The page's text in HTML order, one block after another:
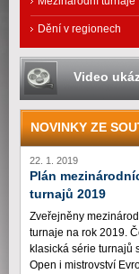
Dění v regionech
Video
NOVINKY ZE
22. 1. 2019
Plán
turnajů 2019
Zveřejněny
turnaje na rok 2019.
klasická série turnajů
Open i mistrovství